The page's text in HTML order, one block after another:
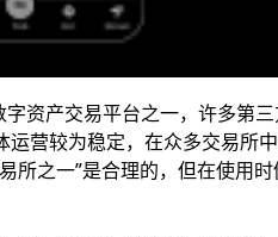
资产交易平台之一，许多第
营较为稳定，在众多交易所
所之一”是合理的，但在使用